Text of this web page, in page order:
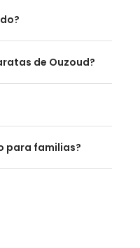
de Ouzoud?
para familias?